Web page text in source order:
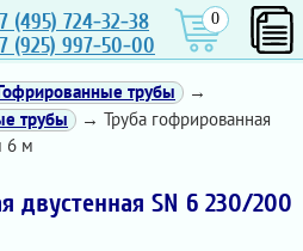
(495) 724-32-38
(925) 997-50-00
0
трубы
→
трубы
→ Труба гофрированная
6 м
двустенная SN 6 230/200